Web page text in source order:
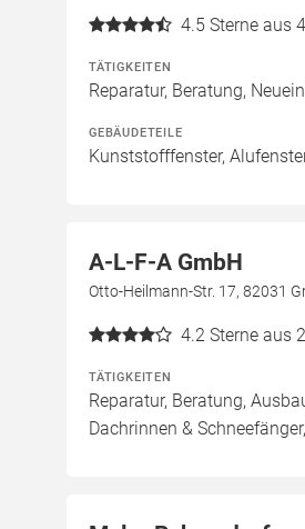
4.5 Sterne aus
TÄTIGKEITEN
Reparatur, Beratung,
GEBÄUDETEILE
Kunststofffenster,
A-L-F-A GmbH
Otto-Heilmann-Str. 17, 82031
4.2 Sterne aus
TÄTIGKEITEN
Reparatur, Beratung,
Dachrinnen &